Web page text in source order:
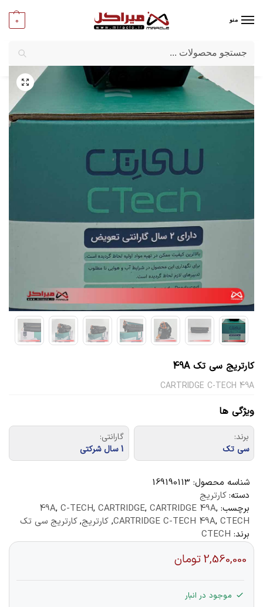
منو 0
میراکل/ماشین‌ های اداری/مواد مصرفی
کارتریج سی تک 49A
CARTRIDGE C-TECH 49A
ویژگی ها
برند:
سی تک
گارانتی:
1 سال شرکتی
شناسه محصول: 169190113
دسته:کارتریج
برچسب:
49A, C-TECH, CARTRIDGE, CARTRIDGE 49A,
CARTRIDGE C-TECH 49A, CTECH
, کارتریج,کارتریج سی تک
برند: CTECH
2,560,000تومان
موجود در انبار